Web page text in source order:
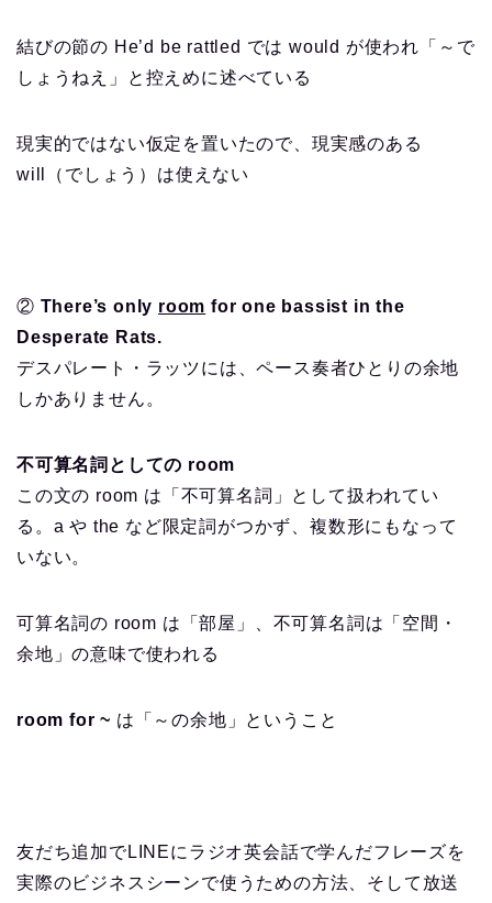
結びの節の He’d be rattled では would が使われ「～で
しょうねえ」と控えめに述べている
現実的ではない仮定を置いたので、現実感のある
will（でしょう）は使えない
② There’s only room for one bassist in the
Desperate Rats.
デスパレート・ラッツには、ペース奏者ひとりの余地
しかありません。
不可算名詞としての room
この文の room は「不可算名詞」として扱われてい
る。a や the など限定詞がつかず、複数形にもなって
いない。
可算名詞の room は「部屋」、不可算名詞は「空間・
余地」の意味で使われる
room for ~ は「～の余地」ということ
友だち追加でLINEにラジオ英会話で学んだフレーズを
実際のビジネスシーンで使うための方法、そして放送